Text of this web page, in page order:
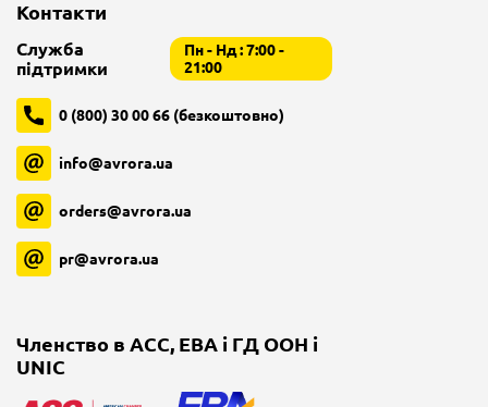
Контакти
Служба
підтримки
Пн - Нд : 7:00 -
21:00
0 (800) 30 00 66 (безкоштовно)
info@avrora.ua
orders@avrora.ua
pr@avrora.ua
Членство в ACC, EBA і ГД ООН і
UNIC